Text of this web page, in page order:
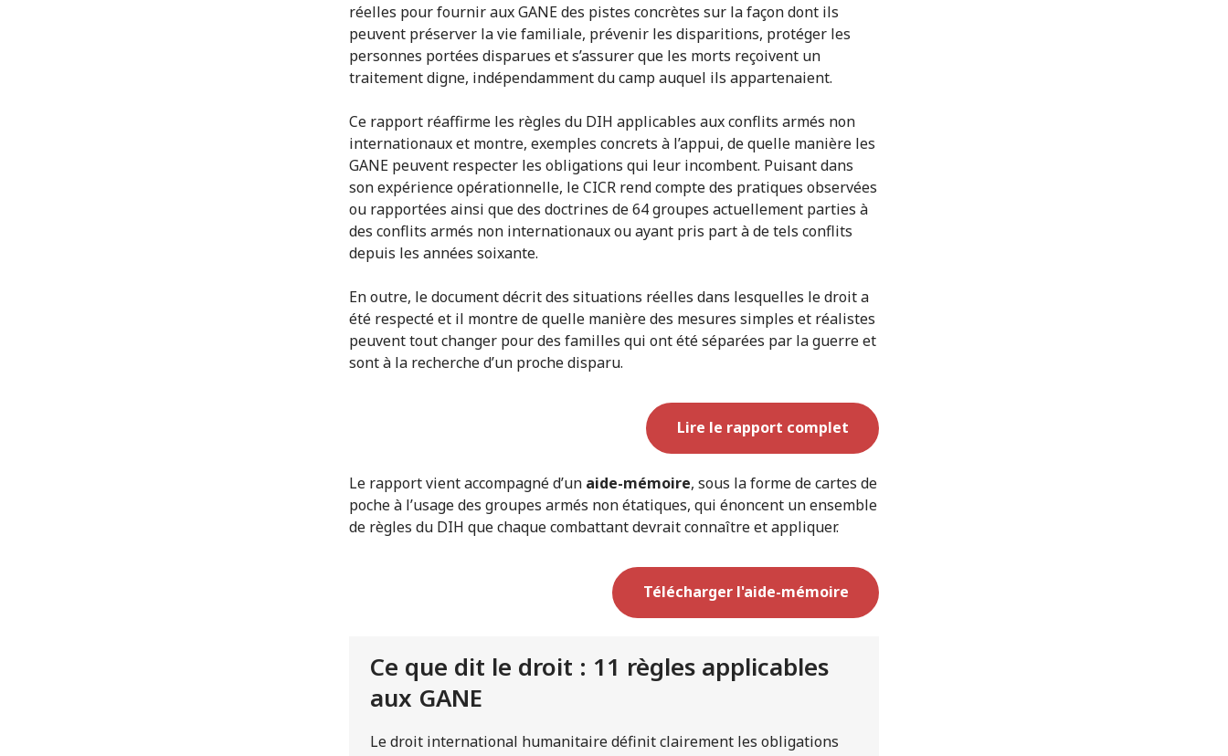
réelles pour fournir aux GANE des pistes concrètes sur la façon dont ils
peuvent préserver la vie familiale, prévenir les disparitions, protéger les
personnes portées disparues et s’assurer que les morts reçoivent un
traitement digne, indépendamment du camp auquel ils appartenaient.
Ce rapport réaffirme les règles du DIH applicables aux conflits armés non
internationaux et montre, exemples concrets à l’appui, de quelle manière les
GANE peuvent respecter les obligations qui leur incombent. Puisant dans
son expérience opérationnelle, le CICR rend compte des pratiques observées
ou rapportées ainsi que des doctrines de 64 groupes actuellement parties à
des conflits armés non internationaux ou ayant pris part à de tels conflits
depuis les années soixante.
En outre, le document décrit des situations réelles dans lesquelles le droit a
été respecté et il montre de quelle manière des mesures simples et réalistes
peuvent tout changer pour des familles qui ont été séparées par la guerre et
sont à la recherche d’un proche disparu.
Lire le rapport complet
Le rapport vient accompagné d’un aide-mémoire, sous la forme de cartes de
pocheà l’usage des groupes armés non étatiques, qui énoncent un ensemble
de règles du DIH que chaque combattant devrait connaître et appliquer.
Télécharger l'aide-mémoire
Ce que dit le droit : 11 règles applicables
aux GANE
Le droit international humanitaire définit clairement les obligations